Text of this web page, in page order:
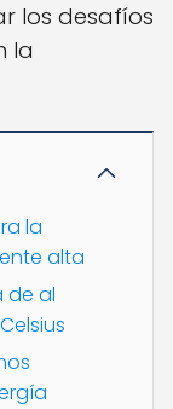
los desafíos
la
la
alta
de al